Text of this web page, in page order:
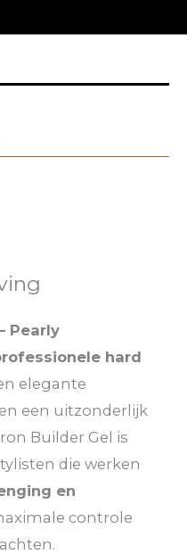
Pearly
hard
elegante
een uitzonderlijk
Builder Gel is
die werken
en
controle